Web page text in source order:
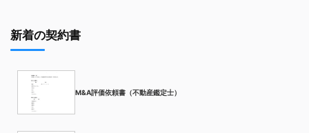
新着の契約書
M&A評価依頼書（不動産鑑定士）